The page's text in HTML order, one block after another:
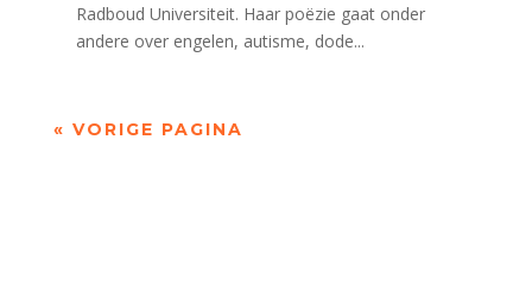
Radboud Universiteit. Haar poëzie gaat onder
andere over engelen, autisme, dode...
« VORIGE PAGINA